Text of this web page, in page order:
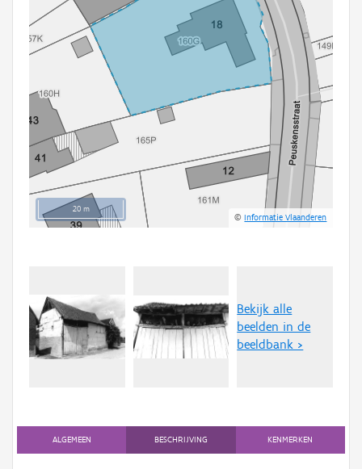
20 m
©Informatie Vlaanderen
Bekijk alle
beelden in de
beeldbank >
ALGEMEEN BESCHRIJVING KENMERKEN